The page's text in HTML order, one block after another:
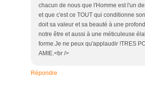
chacun de nous que l'Homme est l'un
et que c'est ce TOUT qui conditionne
doit sa valeur et sa beauté à une
notre être et aussi à une méticuleuse
forme.Je ne peux qu'applaudir !TRES
AMIE.<br />
Répondre